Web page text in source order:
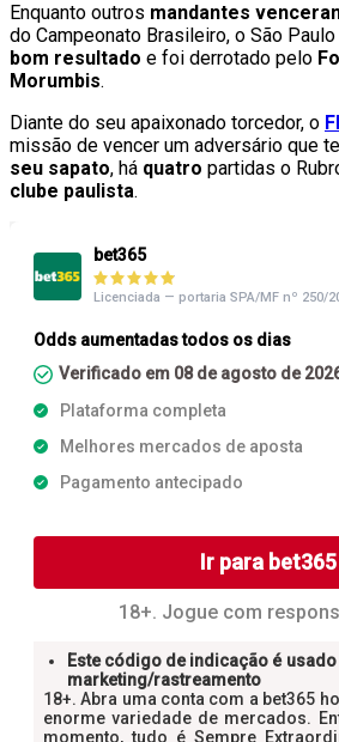
Enquanto outros mandantes
do Campeonato Brasileiro, o São Paulo
bom resultado e foi derrotado pelo
Morumbis.
Diante do seu apaixonado torcedor, o
missão de vencer um adversário que
seu sapato, há quatro partidas o
clube paulista.